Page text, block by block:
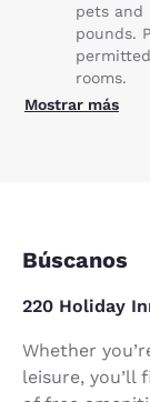
pets and
pounds.
rooms.
Mostrar más
Búscanos
220 Holiday
Whether
leisure,